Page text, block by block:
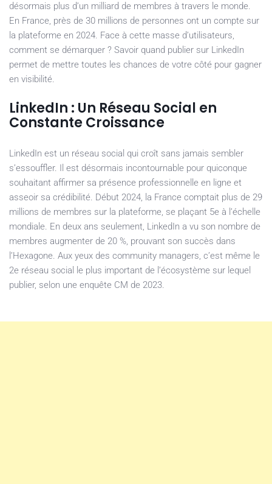
désormais plus d’un milliard de membres à travers le monde.
En France, près de 30 millions de personnes ont un compte sur
la plateforme en 2024. Face à cette masse d’utilisateurs,
comment se démarquer ? Savoir quand publier sur LinkedIn
permet de mettre toutes les chances de votre côté pour gagner
en visibilité.
LinkedIn : Un Réseau Social en
Constante Croissance
LinkedIn est un réseau social qui croît sans jamais sembler
s’essouffler. Il est désormais incontournable pour quiconque
souhaitant affirmer sa présence professionnelle en ligne et
asseoir sa crédibilité. Début 2024, la France comptait plus de 29
millions de membres sur la plateforme, se plaçant 5e à l’échelle
mondiale. En deux ans seulement, LinkedIn a vu son nombre de
membres augmenter de 20 %, prouvant son succès dans
l’Hexagone. Aux yeux des community managers, c’est même le
2e réseau social le plus important de l’écosystème sur lequel
publier, selon une enquête CM de 2023.